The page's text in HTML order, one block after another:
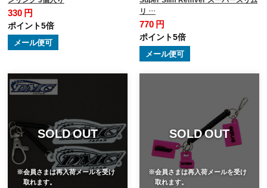
330 円
ポイント5倍
メール便可
リ …
770 円
ポイント5倍
メール便可
SOLD OUT
※会員さまは再入荷メールを受け
取れます。
SOLD OUT
※会員さまは再入荷メールを受け
取れます。